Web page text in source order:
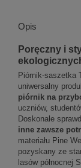
Opis
Poręczny i
Piórnik-saszetka
uniwersalny
piórnik na
uczniów,
Doskonale
inne zawsze
materiału Pine
pozyskany ze
lasów północnej